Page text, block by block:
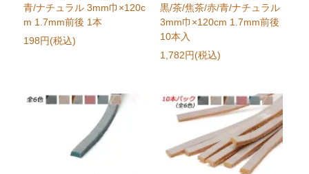
青/ナチュラル 3mm巾×120c
m 1.7mm前後 1本
198円(税込)
黒/茶/焦茶/赤/青/ナチュラル
3mm巾×120cm 1.7mm前後
10本入
1,782円(税込)